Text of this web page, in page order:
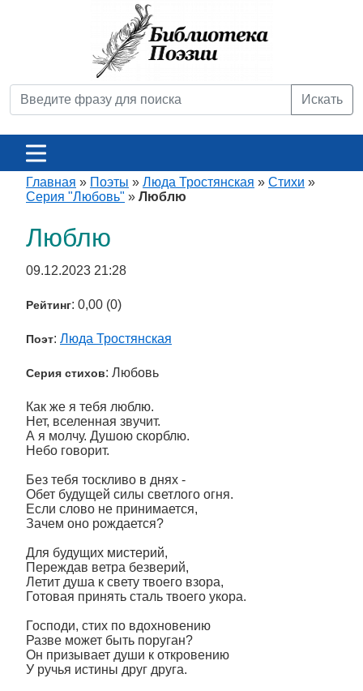
Искать
Главная » Поэты » Люда Тростянская » Стихи »
Серия "Любовь" » Люблю
Люблю
09.12.2023 21:28
Рейтинг: 0,00 (0)
Поэт: Люда Тростянская
Серия стихов: Любовь
Как же я тебя люблю.
Нет, вселенная звучит.
А я молчу. Душою скорблю.
Небо говорит.
Без тебя тоскливо в днях -
Обет будущей силы светлого огня.
Если слово не принимается,
Зачем оно рождается?
Для будущих мистерий,
Переждав ветра безверий,
Летит душа к свету твоего взора,
Готовая принять сталь твоего укора.
Господи, стих по вдохновению
Разве может быть поруган?
Он призывает души к откровению
У ручья истины друг друга.